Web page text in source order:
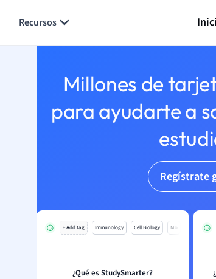
Recursos
Millones de
para ayudarte a
Regístrate
+ Add tag Immunology Cell Biology Mo
¿Qué es StudySmarter?